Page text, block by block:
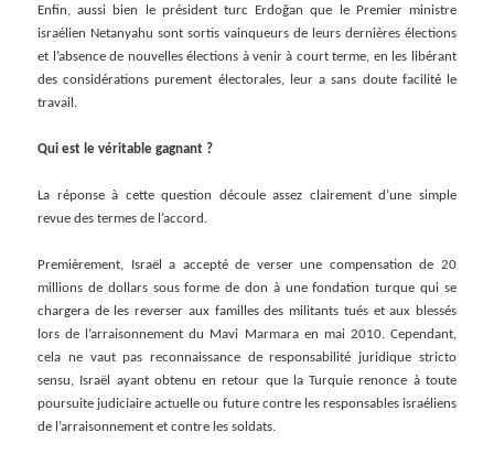
Enfin, aussi bien le président turc Erdoğan que le Premier ministre
israélien Netanyahu sont sortis vainqueurs de leurs dernières élections
et l’absence de nouvelles élections à venir à court terme, en les libérant
des considérations purement électorales, leur a sans doute facilité le
travail.
Qui est le véritable gagnant ?
La réponse à cette question découle assez clairement d’une simple
revue des termes de l’accord.
Premièrement, Israël a accepté de verser une compensation de 20
millions de dollars sous forme de don à une fondation turque qui se
chargera de les reverser aux familles des militants tués et aux blessés
lors de l’arraisonnement du Mavi Marmara en mai 2010. Cependant,
cela ne vaut pas reconnaissance de responsabilité juridique stricto
sensu, Israël ayant obtenu en retour que la Turquie renonce à toute
poursuite judiciaire actuelle ou future contre les responsables israéliens
de l’arraisonnement et contre les soldats.